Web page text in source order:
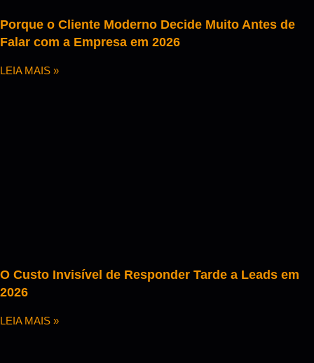
Porque o Cliente Moderno Decide Muito Antes de
Falar com a Empresa em 2026
LEIA MAIS »
O Custo Invisível de Responder Tarde a Leads em
2026
LEIA MAIS »